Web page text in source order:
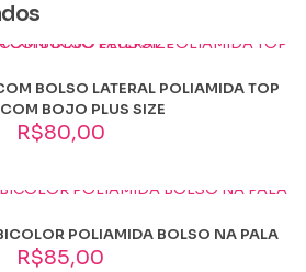
lilas, Lucy, Pink, Preto, Rosa, rosa
verde jade
BOLSO LATERAL POLIAMIDA TOP
BOJO PLUS SIZE
R$80,00
POLIAMIDA BOLSO NA PALA
R$85,00